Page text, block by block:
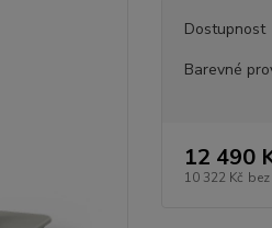
Dostupnost
Barevné
12 490
10 322 Kč